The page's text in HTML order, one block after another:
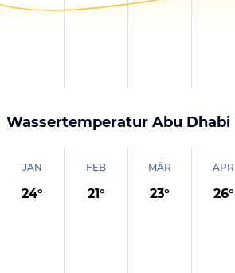
Wassertemperatur Abu Dhabi
JAN
24°
FEB
21°
MÄR
23°
APR
26°